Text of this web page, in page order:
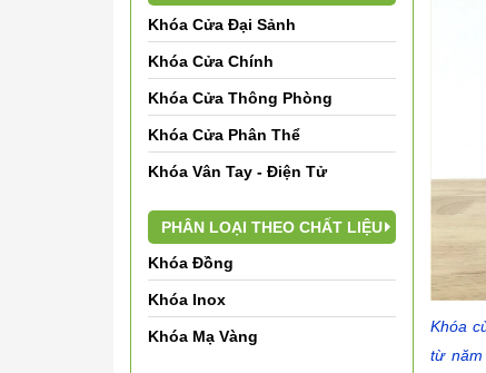
Khóa
từ năm
Khóa Cửa Đại Sảnh
Khóa Cửa Chính
Khóa Cửa Thông Phòng
Khóa Cửa Phân Thể
Khóa Vân Tay - Điện Tử
PHÂN LOẠI THEO CHẤT LIỆU
Khóa Đồng
Khóa Inox
Khóa Mạ Vàng